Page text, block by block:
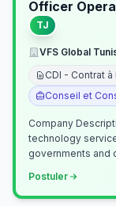
Officer
TJ
VFS Global
CDI - Contrat
Conseil et
Company Description: As the global leader
technology
governments and
Postuler